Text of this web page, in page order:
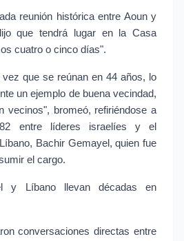
reunión histórica entre Aoun y
que tendrá lugar en la Casa
cuatro o cinco días".
que se reúnan en 44 años, lo
un ejemplo de buena vecindad,
vecinos", bromeó, refiriéndose a
entre líderes israelíes y el
Bachir Gemayel, quien fue
el cargo.
y Líbano llevan décadas en
conversaciones directas entre